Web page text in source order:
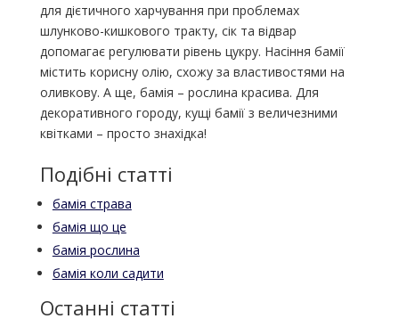
для дієтичного харчування при проблемах
шлунково-кишкового тракту, сік та відвар
допомагає регулювати рівень цукру. Насіння бамії
містить корисну олію, схожу за властивостями на
оливкову. А ще, бамія – рослина красива. Для
декоративного городу, кущі бамії з величезними
квітками – просто знахідка!
Подібні статті
бамія страва
бамія що це
бамія рослина
бамія коли садити
Останні статті